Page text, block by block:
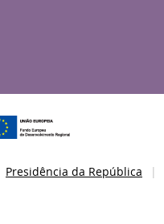
Presidência da República